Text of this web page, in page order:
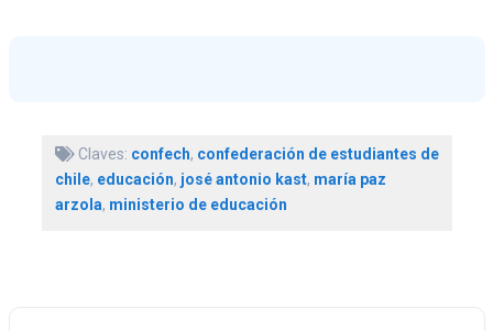
Claves: confech, confederación de estudiantes de
chile, educación, josé antonio kast, maría paz
arzola, ministerio de educación